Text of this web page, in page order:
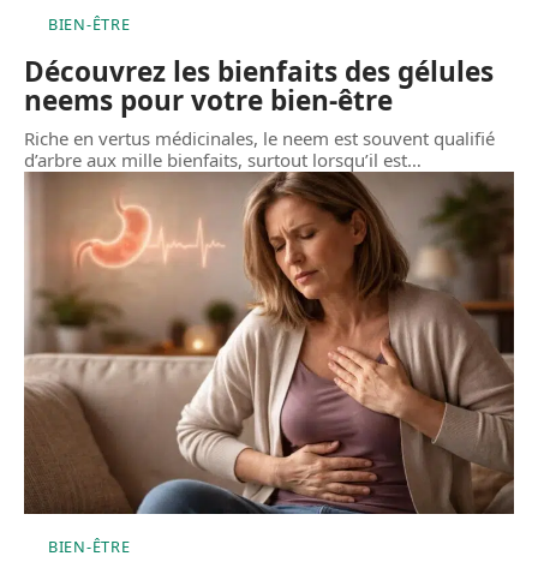
BIEN-ÊTRE
Découvrez les bienfaits des gélules
neems pour votre bien-être
Riche en vertus médicinales, le neem est souvent qualifié
d’arbre aux mille bienfaits, surtout lorsqu’il est…
BIEN-ÊTRE